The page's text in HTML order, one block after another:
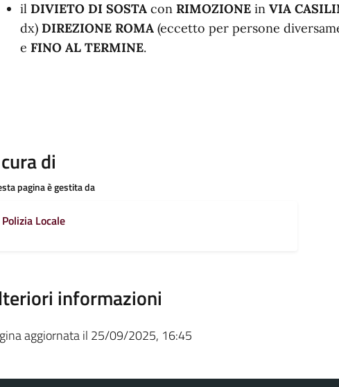
il DIVIETO DI SOSTA con RIMOZIONE inVIA
dx) DIREZIONE ROMA (eccetto per persone
e FINO AL TERMINE.
di
pagina è gestita da
Polizia Locale
informazioni
aggiornata il 25/09/2025, 16:45